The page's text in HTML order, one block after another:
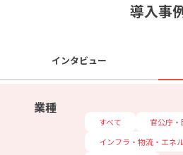
導入事
インタビュー
業種
すべて
官公庁
インフラ・物流・エネ